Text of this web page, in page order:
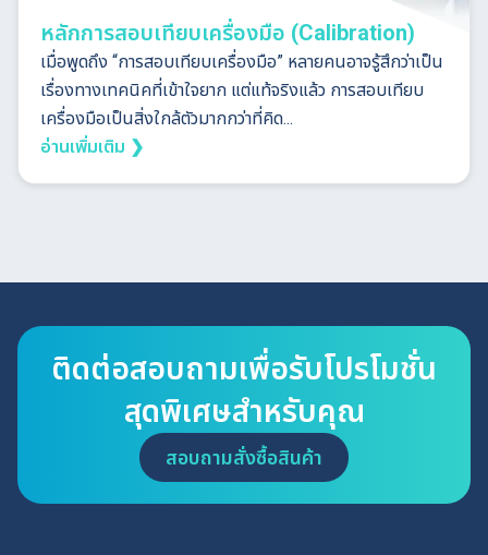
หลักการสอบเทียบเครื่องมือ (Calibration)
เมื่อพูดถึง “การสอบเทียบเครื่องมือ” หลายคนอาจรู้สึกว่าเป็น
เรื่องทางเทคนิคที่เข้าใจยาก แต่แท้จริงแล้ว การสอบเทียบ
เครื่องมือเป็นสิ่งใกล้ตัวมากกว่าที่คิด...
อ่านเพิ่มเติม ❯
ติดต่อสอบถามเพื่อรับโปรโมชั่น
สุดพิเศษสำหรับคุณ
สอบถามสั่งซื้อสินค้า